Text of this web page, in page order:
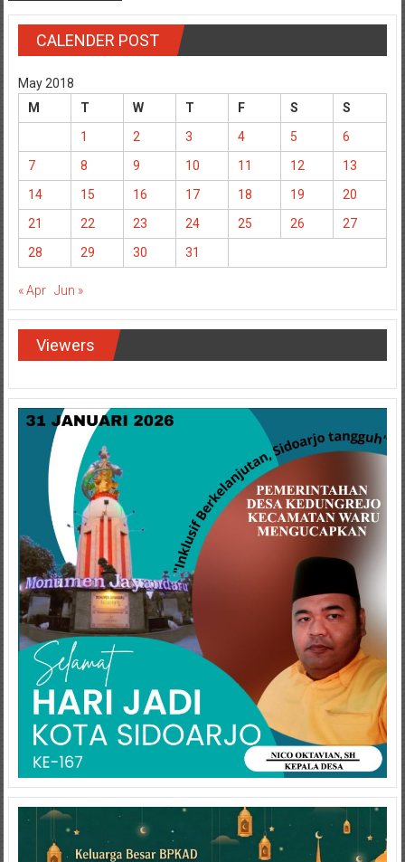
CALENDER POST
May 2018
M
T W T F S
S
1
2 3 4 5
6
7
8 9 10 11 12
13
14
15 16 17 18 19
20
21
22 23 24 25 26
27
28
29 30 31
« Apr Jun »
Viewers